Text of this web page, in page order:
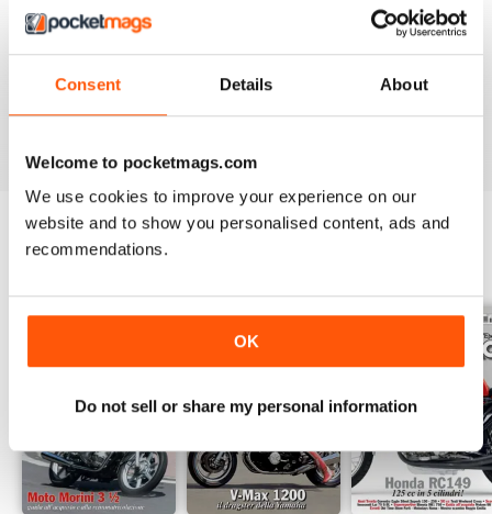
Consent Details About
Welcome to pocketmags.com
We use cookies to improve your experience on our
website and to show you personalised content, ads and
recommendations.
OK
Do not sell or share my personal information